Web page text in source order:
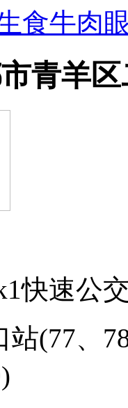
食牛肉
青羊
快速公
站(77、
)